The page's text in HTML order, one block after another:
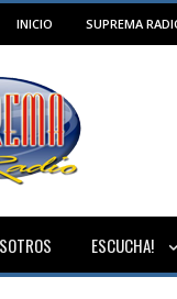
INICIO SUPREMA
ESCUCHA!